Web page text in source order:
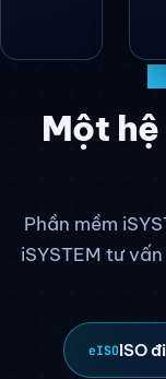
Một
Phần mềm
iSYSTEM tư
eISOISO